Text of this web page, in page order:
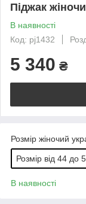
Піджак
В наявності
Код: pj1432
5 340 ₴
Розмір жіночий
Розмір від 44 до
В наявності